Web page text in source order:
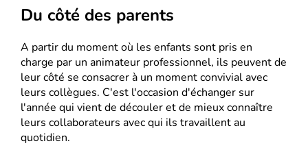
Du côté des parents
A partir du moment où les enfants sont pris en
charge par un animateur professionnel, ils peuvent de
leur côté se consacrer à un moment convivial avec
leurs collègues. C'est l'occasion d'échanger sur
l'année qui vient de découler et de mieux connaître
leurs collaborateurs avec qui ils travaillent au
quotidien.